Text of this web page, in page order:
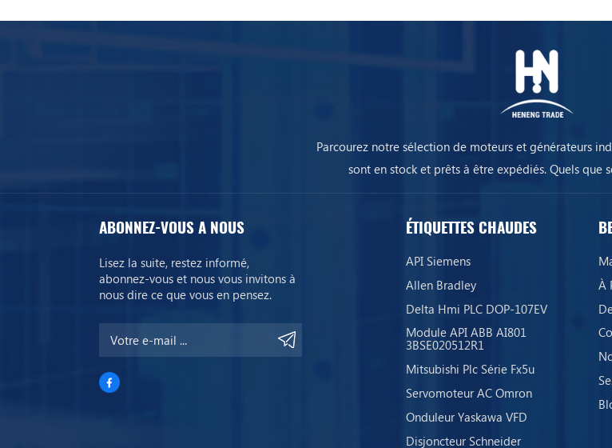
Parcourez notre sélection de moteurs et générateurs
sont en stock et prêts à être expédiés. Quels que
équipements assureront la continuité de
ABONNEZ-VOUS A NOUS
Lisez la suite, restez informé,
abonnez-vous et nous vous invitons à
nous dire ce que vous en pensez.
ÉTIQUETTES CHAUDES
API Siemens
Allen Bradley
Delta Hmi PLC DOP-107EV
Module API ABB AI801
3BSE020512R1
Mitsubishi Plc Série Fx5u
Servomoteur AC Omron
Onduleur Yaskawa VFD
Disjoncteur Schneider
À